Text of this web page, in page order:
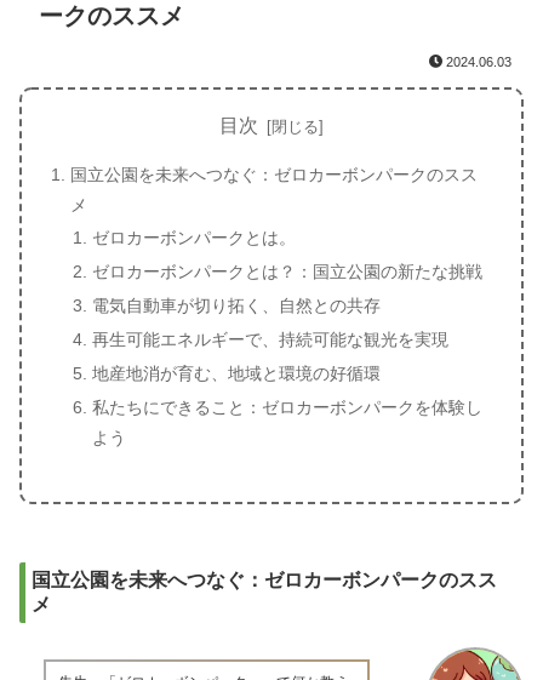
ークのススメ
2024.06.03
目次
国立公園を未来へつなぐ：ゼロカーボンパークのスス
メ
ゼロカーボンパークとは。
ゼロカーボンパークとは？：国立公園の新たな挑戦
電気自動車が切り拓く、自然との共存
再生可能エネルギーで、持続可能な観光を実現
地産地消が育む、地域と環境の好循環
私たちにできること：ゼロカーボンパークを体験し
よう
国立公園を未来へつなぐ：ゼロカーボンパークのスス
メ